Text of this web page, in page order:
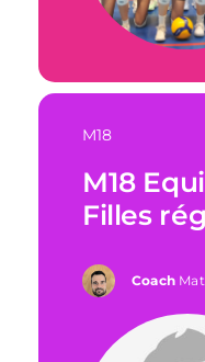
M18
M18
Filles
Coach